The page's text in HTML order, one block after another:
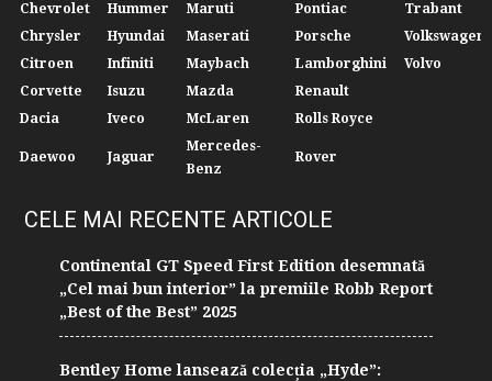
Chevrolet
Hummer Maruti Pontiac
Trabant
Chrysler
Hyundai Maserati Porsche
Volkswagen
Citroen
Infiniti Maybach Lamborghini
Volvo
Corvette
Isuzu Mazda
Renault
Dacia
Iveco McLaren Rolls Royce
Daewoo Jaguar
Mercedes-
Benz
Rover
CELE MAI RECENTE ARTICOLE
Continental GT Speed First Edition desemnată
„Cel mai bun interior” la premiile Robb Report
„Best of the Best” 2025
Bentley Home lansează colecția „Hyde”: